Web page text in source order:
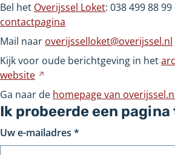
Bel het Overijssel Loket: 0384998899
contactpagina
Mail naar overijsselloket@overijssel.nl
Kijk voor oude berichtgeving in het
website
naar
andere
website
Ga naar de homepage van
Ik probeerde een pagina
Uw e-mailadres *